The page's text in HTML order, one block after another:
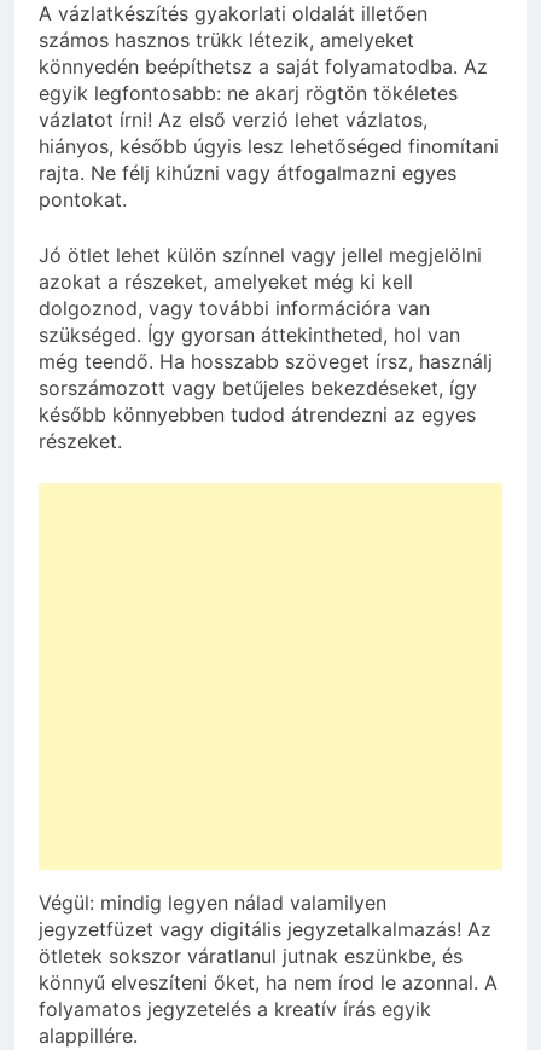
A vázlatkészítés gyakorlati oldalát illetően
számos hasznos trükk létezik, amelyeket
könnyedén beépíthetsz a saját folyamatodba. Az
egyik legfontosabb: ne akarj rögtön tökéletes
vázlatot írni! Az első verzió lehet vázlatos,
hiányos, később úgyis lesz lehetőséged finomítani
rajta. Ne félj kihúzni vagy átfogalmazni egyes
pontokat.
Jó ötlet lehet külön színnel vagy jellel megjelölni
azokat a részeket, amelyeket még ki kell
dolgoznod, vagy további információra van
szükséged. Így gyorsan áttekintheted, hol van
még teendő. Ha hosszabb szöveget írsz, használj
sorszámozott vagy betűjeles bekezdéseket, így
később könnyebben tudod átrendezni az egyes
részeket.
Végül: mindig legyen nálad valamilyen
jegyzetfüzet vagy digitális jegyzetalkalmazás! Az
ötletek sokszor váratlanul jutnak eszünkbe, és
könnyű elveszíteni őket, ha nem írod le azonnal. A
folyamatos jegyzetelés a kreatív írás egyik
alappillére.